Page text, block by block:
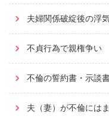
夫婦関係破綻後の浮
不貞行為で親権争い
不倫の誓約書・示談
夫（妻）が不倫には